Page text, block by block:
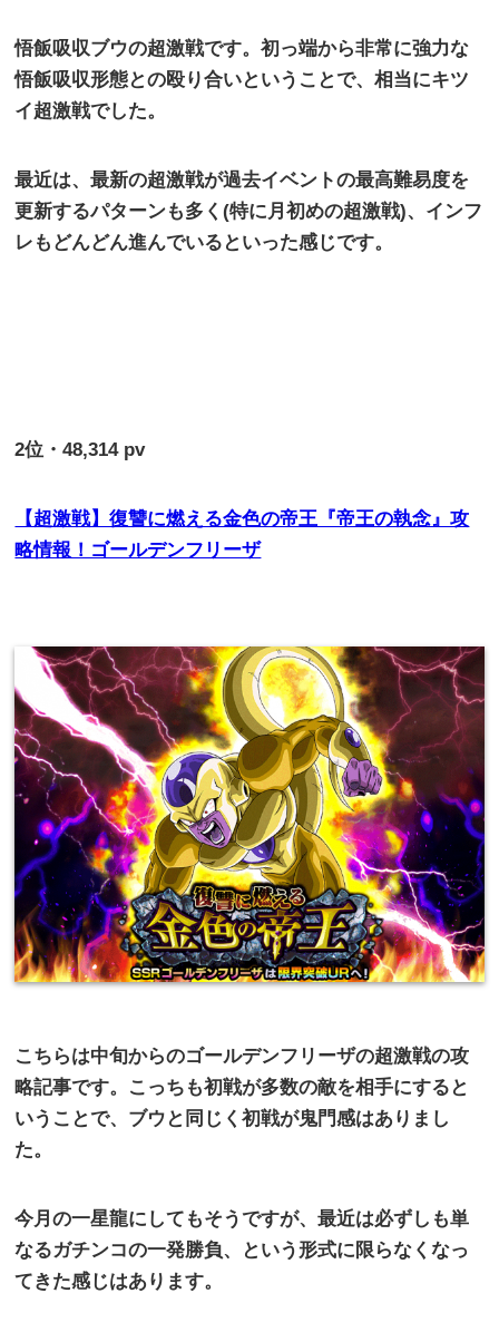
悟飯吸収ブウの超激戦です。初っ端から非常に強力な
悟飯吸収形態との殴り合いということで、相当にキツ
イ超激戦でした。
最近は、最新の超激戦が過去イベントの最高難易度を
更新するパターンも多く(特に月初めの超激戦)、インフ
レもどんどん進んでいるといった感じです。
2位・48,314 pv
【超激戦】復讐に燃える金色の帝王『帝王の執念』攻
略情報！ゴールデンフリーザ
こちらは中旬からのゴールデンフリーザの超激戦の攻
略記事です。こっちも初戦が多数の敵を相手にすると
いうことで、ブウと同じく初戦が鬼門感はありまし
た。
今月の一星龍にしてもそうですが、最近は必ずしも単
なるガチンコの一発勝負、という形式に限らなくなっ
てきた感じはあります。